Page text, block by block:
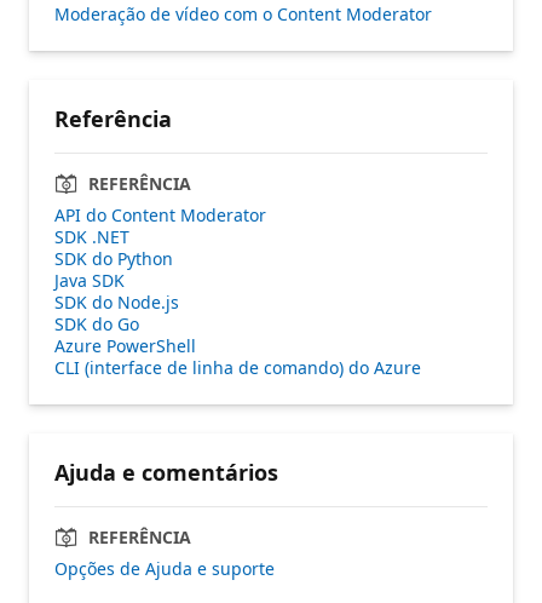
Moderação de vídeo com o Content Moderator
Referência
REFERÊNCIA
API do Content Moderator
SDK .NET
SDK do Python
Java SDK
SDK do Node.js
SDK do Go
Azure PowerShell
CLI (interface de linha de comando) do Azure
Ajuda e comentários
REFERÊNCIA
Opções de Ajuda e suporte